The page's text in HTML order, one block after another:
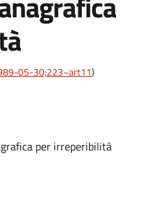
05-30;223~art11)
per irreperibilità